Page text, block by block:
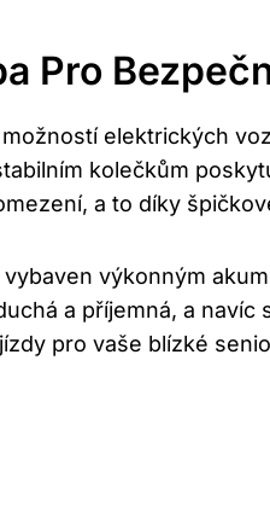
Pro
elektrických
kolečkům
a to díky
výkonným
a příjemná, a
pro vaše blízké